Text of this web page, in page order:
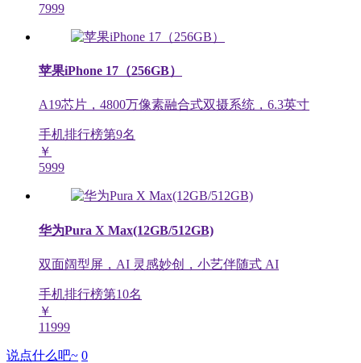
7999
苹果iPhone 17（256GB）
A19芯片，4800万像素融合式双摄系统，6.3英寸
手机排行榜第9名
￥
5999
华为Pura X Max(12GB/512GB)
双面阔型屏，AI 灵感妙创，小艺伴随式 AI
手机排行榜第10名
￥
11999
说点什么吧~ 0